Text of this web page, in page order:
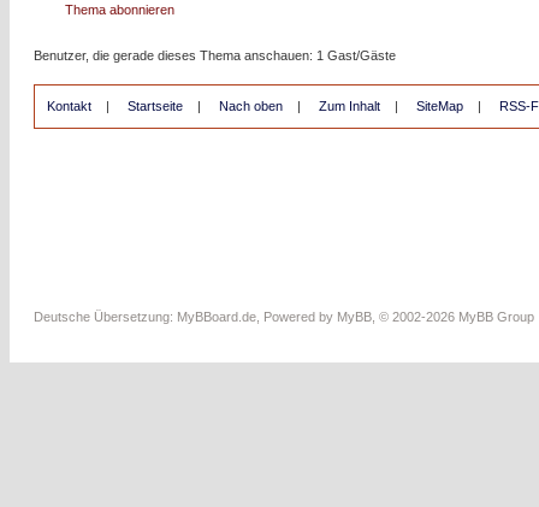
Thema abonnieren
Benutzer, die gerade dieses Thema anschauen: 1 Gast/Gäste
Kontakt | Startseite | Nach oben | Zum Inhalt | SiteMap | RSS-
Deutsche Übersetzung: MyBBoard.de , Powered by MyBB , © 2002-2026 MyBB Group